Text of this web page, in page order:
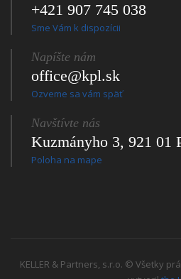
+421 907 745 038
Sme Vám k dispozícii
Napíšte nám
office@kpl.sk
Ozveme sa vám späť
Navštívte nás
Kuzmányho 3, 921 01
Poloha na mape
KELLER & Partners, s.r.o. © Všetky